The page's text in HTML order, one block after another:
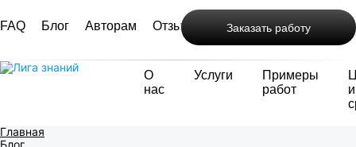
FAQ Блог Авторам Отзывы Контакты
Заказать работу
О
нас
Услуги
Примеры
работ
и
Главная
Блог